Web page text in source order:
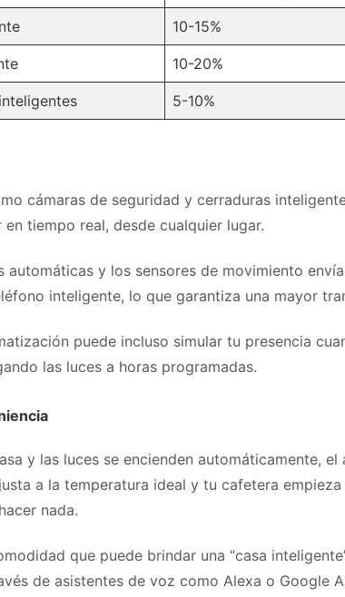
10-15%
10-20%
5-10%
cámaras de seguridad y cerraduras
tiempo real, desde cualquier lugar.
automáticas y los sensores de movimiento
inteligente, lo que garantiza una mayor
puede incluso simular tu presencia
las luces a horas programadas.
y las luces se encienden automáticamente, el
a la temperatura ideal y tu cafetera
nada.
que puede brindar una “casa
de asistentes de voz como Alexa o Google